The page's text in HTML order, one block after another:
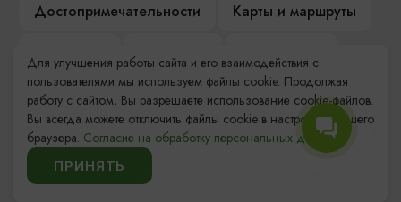
Достопримечательности
Карты и маршруты
Компас Балтийской кухни
Настоящий Калининградец
Музеи
Для улучшения работы сайта и его взаимодействия с
пользователями мы используем файлы cookie. Продолжая
работу с сайтом, Вы разрешаете использование cookie-файлов.
Вы всегда можете отключить файлы cookie в настройках Вашего
браузера. Согласие на обработку персональных данных.
ПРИНЯТЬ